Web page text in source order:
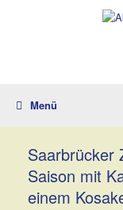
Menü
Saarbrücker
Saison mit
einem